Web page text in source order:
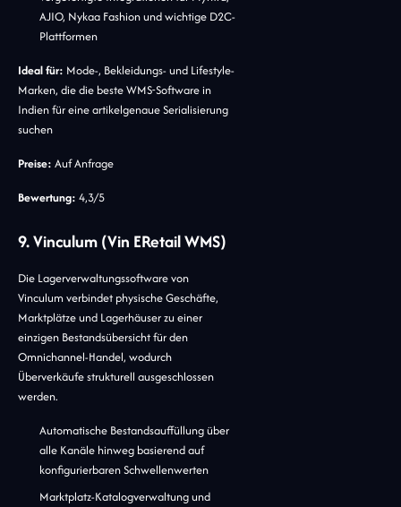
AJIO, Nykaa Fashion und wichtige D2C-
Plattformen
Ideal für: Mode-, Bekleidungs- und Lifestyle-
Marken, die die beste WMS-Software in
Indien für eine artikelgenaue Serialisierung
suchen
Preise: Auf Anfrage
Bewertung: 4,3/5
9. Vinculum (Vin ERetail WMS)
Die Lagerverwaltungssoftware von
Vinculum verbindet physische Geschäfte,
Marktplätze und Lagerhäuser zu einer
einzigen Bestandsübersicht für den
Omnichannel-Handel, wodurch
Überverkäufe strukturell ausgeschlossen
werden.
Automatische Bestandsauffüllung über
alle Kanäle hinweg basierend auf
konfigurierbaren Schwellenwerten
Marktplatz-Katalogverwaltung und